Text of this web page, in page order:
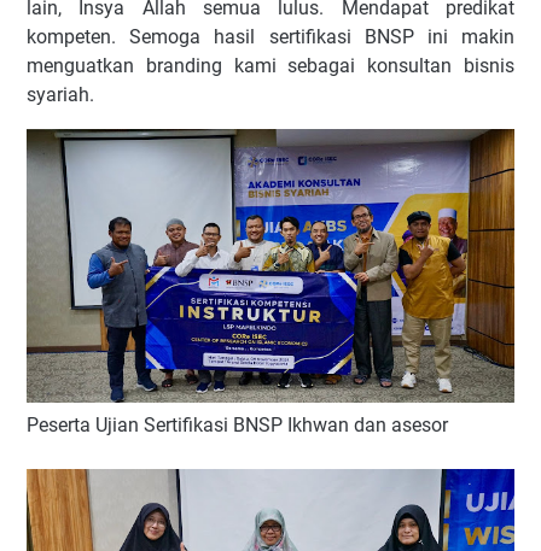
lain, Insya Allah semua lulus. Mendapat predikat
kompeten. Semoga hasil sertifikasi BNSP ini makin
menguatkan branding kami sebagai konsultan bisnis
syariah.
Peserta Ujian Sertifikasi BNSP Ikhwan dan asesor